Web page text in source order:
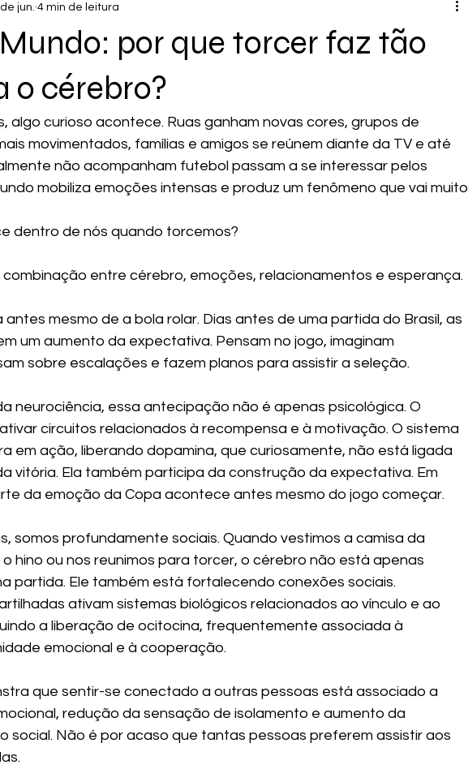
por que torcer faz tão
o cérebro?
jun. 4 min de leitura
algo curioso acontece. Ruas ganham novas cores, grupos de
movimentados, famílias e amigos se reúnem diante da TV e até
não acompanham futebol passam a se interessar pelos
mobiliza emoções intensas e produz um fenômeno que vai muito
dentro de nós quando torcemos?
entre cérebro, emoções, relacionamentos e esperança.
mesmo de a bola rolar. Dias antes de uma partida do Brasil, as
um aumento da expectativa. Pensam no jogo, imaginam
sobre escalações e fazem planos para assistir a seleção.
neurociência, essa antecipação não é apenas psicológica. O
circuitos relacionados à recompensa e à motivação. O sistema
em ação, liberando dopamina, que curiosamente, não está ligada
vitória. Ela também participa da construção da expectativa. Em
da emoção da Copa acontece antes mesmo do jogo começar.
somos profundamente sociais. Quando vestimos a camisa da
hino ou nos reunimos para torcer, o cérebro não está apenas
partida. Ele também está fortalecendo conexões sociais.
ativam sistemas biológicos relacionados ao vínculo e ao
a liberação de ocitocina, frequentemente associada à
emocional e à cooperação.
que sentir-se conectado a outras pessoas está associado a
redução da sensação de isolamento e aumento da
social. Não é por acaso que tantas pessoas preferem assistir aos